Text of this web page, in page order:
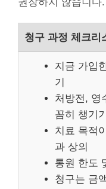
청구 과정 체크리
지금 가입
기
처방전, 영
꼼히 챙기기
치료 목적
과 상의
통원 한도
청구는 금